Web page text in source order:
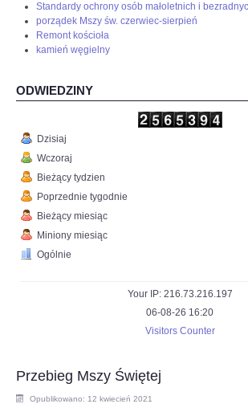
Standardy ochrony osób małoletnich i
porządek Mszy św. czerwiec-sierpień
Remont kościoła
kamień węgielny
ODWIEDZINY
Dzisiaj
Wczoraj
Bieżący tydzien
Poprzednie tygodnie
Bieżący miesiąc
Miniony miesiąc
Ogólnie
Your IP: 216.73.216.197
06-08-26 16:20
Visitors Counter
Przebieg Mszy Świętej
Opublikowano: 12 kwiecień 2021